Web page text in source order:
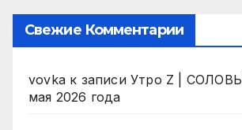
Свежие Комментарии
vovka к записи Утро Z |
мая 2026 года